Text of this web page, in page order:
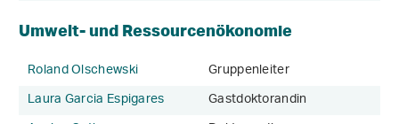
Umwelt- und Ressourcenökonomie
Roland Olschewski
Gruppenleiter
Laura Garcia Espigares
Gastdoktorandin